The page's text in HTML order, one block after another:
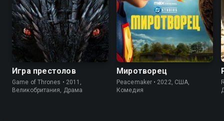
9.0 9.2
Игра престолов
Game of Thrones • 2011,
Великобритания, Драма
8.0 8.2
Миротворец
Peacemaker • 2022, США,
Комедия